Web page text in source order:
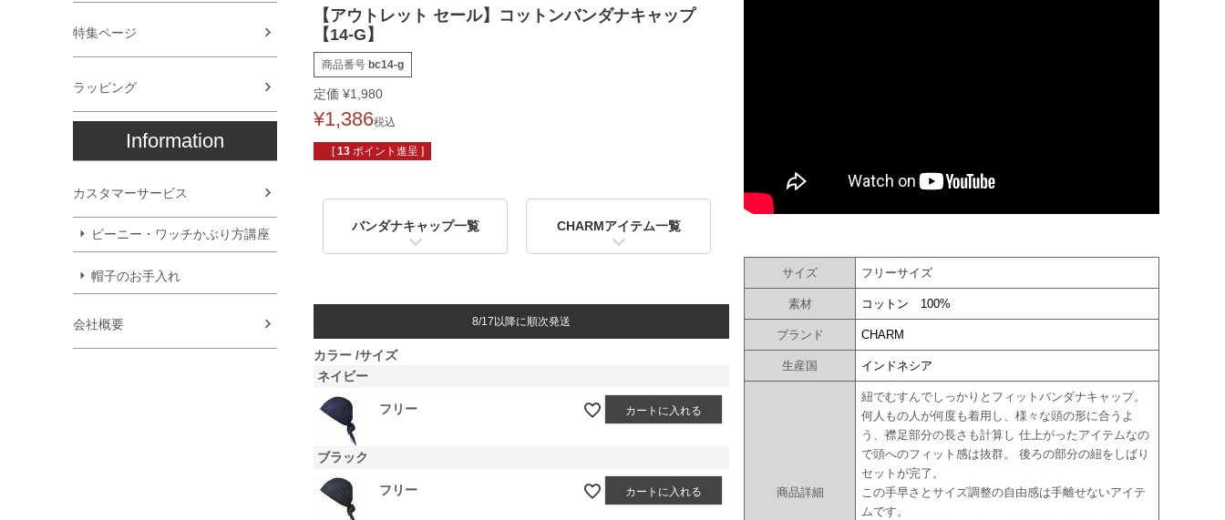
特集ページ
ラッピング
Information
カスタマーサービス
ビーニー・ワッチかぶり方講座
帽子のお手入れ
会社概要
【アウトレット セール】コットンバンダナキャップ
【14-G】
商品番号 bc14-g
定価 ¥1,980
¥1,386税込
[ 13 ポイント進呈 ]
バンダナキャップ一覧 CHARMアイテム一覧
8/17以降に順次発送
カラー サイズ
ネイビー
フリー カートに入れる
ブラック
フリー カートに入れる
サイズ フリーサイズ
素材 コットン 100%
ブランド CHARM
生産国 インドネシア
商品詳細
紐でむすんでしっかりとフィットバンダナキャップ。
何人もの人が何度も着用し、様々な頭の形に合うよ
う、襟足部分の長さも計算し 仕上がったアイテムなの
で頭へのフィット感は抜群。 後ろの部分の紐をしばり
セットが完了。
この手早さとサイズ調整の自由感は手離せないアイテ
ムです。